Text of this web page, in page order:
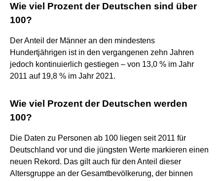
Wie viel Prozent der Deutschen sind über
100?
Der Anteil der Männer an den mindestens
Hundertjährigen ist in den vergangenen zehn Jahren
jedoch kontinuierlich gestiegen – von 13,0 % im Jahr
2011 auf 19,8 % im Jahr 2021.
Wie viel Prozent der Deutschen werden
100?
Die Daten zu Personen ab 100 liegen seit 2011 für
Deutschland vor und die jüngsten Werte markieren einen
neuen Rekord. Das gilt auch für den Anteil dieser
Altersgruppe an der Gesamtbevölkerung, der binnen